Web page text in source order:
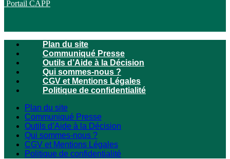
Portail CAPP
Plan du site
Communiqué Presse
Outils d’Aide à la Décision
Qui sommes-nous ?
CGV et Mentions Légales
Politique de confidentialité
Plan du site
Communiqué Presse
Outils d’Aide à la Décision
Qui sommes-nous ?
CGV et Mentions Légales
Politique de confidentialité